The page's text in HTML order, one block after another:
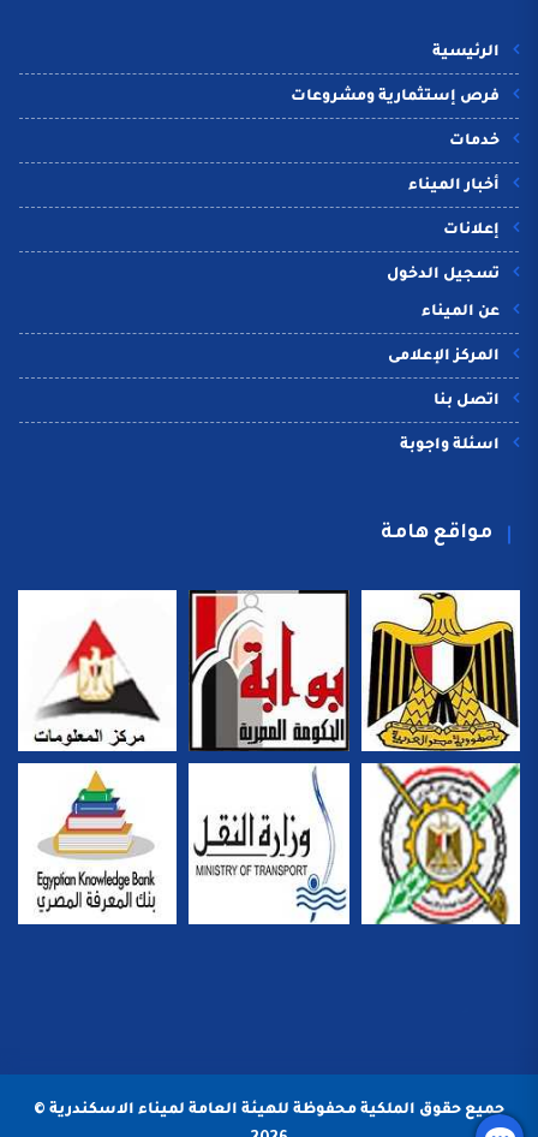
الرئيسية
فرص إستثمارية ومشروعات
خدمات
أخبار الميناء
إعلانات
تسجيل الدخول
عن الميناء
المركز الإعلامى
اتصل بنا
اسئلة واجوبة
مواقع هامة
جميع حقوق الملكية محفوظة للهيئة العامة لميناء الاسكندرية ©